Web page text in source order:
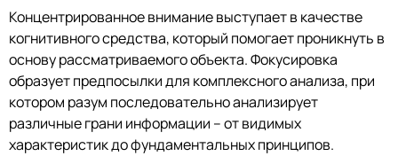
Концентрированное внимание выступает в качестве
когнитивного средства, который помогает проникнуть в
основу рассматриваемого объекта. Фокусировка
образует предпосылки для комплексного анализа, при
котором разум последовательно анализирует
различные грани информации – от видимых
характеристик до фундаментальных принципов.